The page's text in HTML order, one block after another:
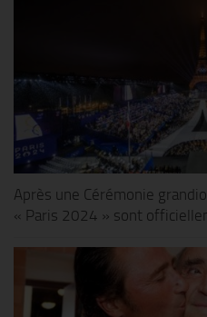
Après une Cérémonie
« Paris 2024 » sont